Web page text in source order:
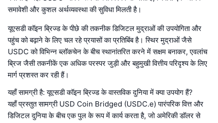
समावेशी और कुशल अर्थव्यवस्था की सुविधा मिलती है।
यूएसडी कॉइन ब्रिज्ड के पीछे की तकनीक डिजिटल मुद्राओं की उपयोगिता और
पहुंच को बढ़ाने के लिए चल रहे प्रयासों का प्रतिबिंब है। स्थिर मुद्राओं जैसे
USDC को विभिन्न ब्लॉकचेन के बीच स्थानांतरित करने में सक्षम बनाकर, एवलांच
ब्रिज जैसी तकनीकें एक अधिक परस्पर जुड़ी और बहुमुखी वित्तीय परिदृश्य के लिए
मार्ग प्रशस्त कर रही हैं।
यहाँ सामग्री है: यूएसडी कॉइन ब्रिज्ड के वास्तविक दुनिया में क्या उपयोग हैं?
यहाँ प्रस्तुत सामग्री USD Coin Bridged (USDC.e) पारंपरिक वित्त और
डिजिटल दुनिया के बीच एक पुल के रूप में कार्य करता है, जो अमेरिकी डॉलर से